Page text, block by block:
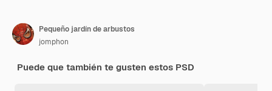
Pequeño jardín de arbustos
jomphon
Puede que también te gusten estos PSD